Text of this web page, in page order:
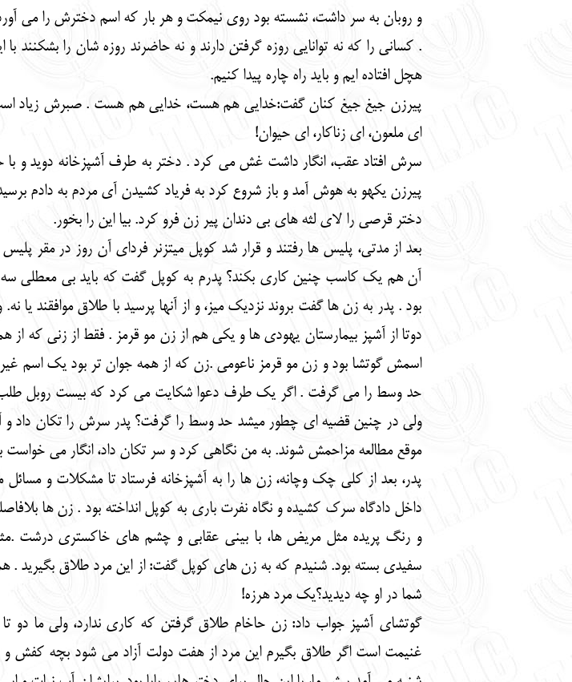
و روبان به سر داشت، نشسته بود روی نیمکت و هر بار که اسم دخترش را می
. کسانی را که نه توانایی روزه گرفتن دارند و نه حاضرند روزه شان را
هچل افتاده ایم و باید راه چاره پیدا کنیم.
پیرزن جیغ جیغ کنان گفت:خدایی هم هست، خدایی هم هست . صبرش زیاد
ای ملعون، ای زناکار، ای حیوان!
سرش افتاد عقب، انگار داشت غش می کرد . دختر به طرف آشپزخانه دوید و با
پیرزن یکهو به هوش آمد و باز شروع کرد به فریاد کشیدن آی مردم به دادم
دختر قرصی را لای لثه های بی دندان پیر زن فرو کرد. بیا این را بخور.
بعد از مدتی، پلیس ها رفتند و قرار شد کوپل میتزنر فردای آن روز در
آن هم یک کاسب چنین کاری بکند؟ پدرم به کوپل گفت که باید بی معطلی سه
بود . پدر به زن ها گفت بروند نزدیک میز، و از آنها پرسید با طلاق موافقند
دوتا از آشپز بیمارستان یهودی ها و یکی هم از زن مو قرمز . فقط از زنی که از
اسمش گوتشا بود و زن مو قرمز ناعومی .زن که از همه جوان تر بود یک اسم
حد وسط را می گرفت . اگر یک طرف دعوا شکایت می کرد که بیست روبل
ولی در چنین قضیه ای چطور میشد حد وسط را گرفت؟ پدر سرش را تکان
موقع مطالعه مزاحمش شوند. به من نگاهی کرد و سر تکان داد، انگار می
پدر، بعد از کلی چک وچانه، زن ها را به آشپزخانه فرستاد تا مشکلات و مسائل
داخل دادگاه سرک کشیده و نگاه نفرت باری به کوپل انداخته بود . زن ها
و رنگ پریده مثل مریض ها، با بینی عقابی و چشم های خاکستری درشت
سفیدی بسته بود. شنیدم که به زن های کوپل گفت: از این مرد طلاق بگیرید .
شما در او چه دیدید؟یک مرد هرزه!
گوتشای آشپز جواب داد: زن حاخام طلاق گرفتن که کاری ندارد، ولی ما
غنیمت است اگر طلاق بگیرم این مرد از هفت دولت آزاد می شود بچه کفش و